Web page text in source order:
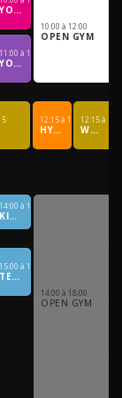
YOGA DOUX
11:00 à 12:00
YOGA
14:00 à 14:45
KIDS TRAINING
15:00 à 16:00
TEENS TRAINING
10:00 à 12:00
OPEN GYM
12:15 à 13:15
HYROX
12:15 à
WOD
14:00 à 18:00
OPEN GYM